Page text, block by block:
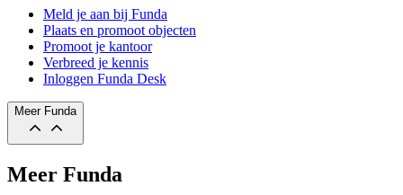
Meld je aan bij Funda
Plaats en promoot objecten
Promoot je kantoor
Verbreed je kennis
Inloggen Funda Desk
Meer Funda
Meer Funda